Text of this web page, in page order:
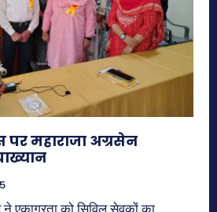
पर महाराजा अग्रसेन
ने एकाग्रता को सिविल सेवकों का